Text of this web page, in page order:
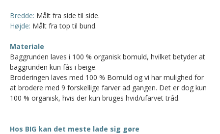
Bredde: Målt fra side til side.
Højde: Målt fra top til bund.
Materiale
Baggrunden laves i 100 % organisk bomuld, hvilket betyder at
baggrunden kun fås i beige.
Broderingen laves med 100 % Bomuld og vi har mulighed for
at brodere med 9 forskellige farver ad gangen. Det er dog kun
100 % organisk, hvis der kun bruges hvid/ufarvet tråd.
Hos BIG kan det meste lade sig gøre